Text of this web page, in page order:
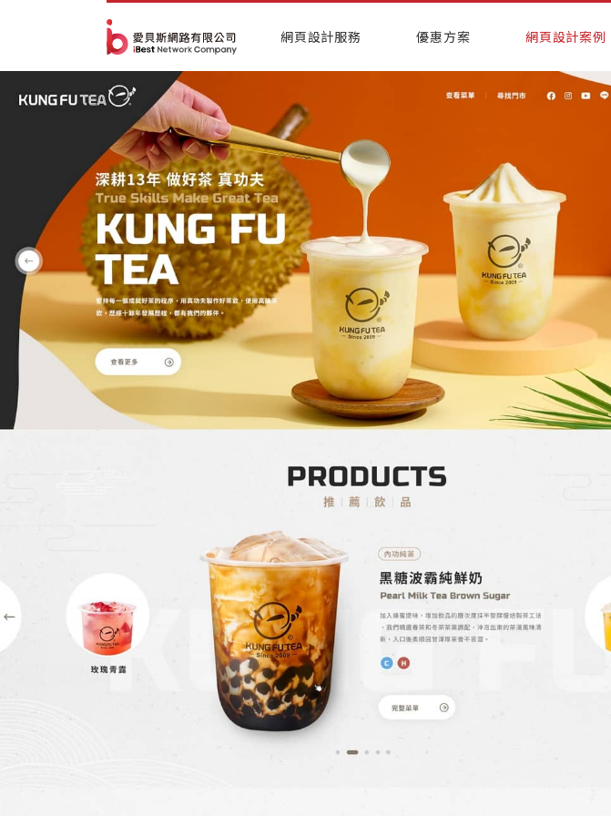
網頁設計服務 優惠方案 網頁設計案例